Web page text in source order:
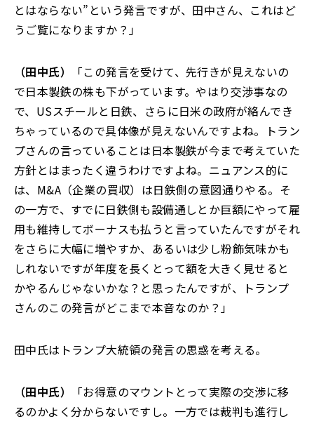
とはならない”という発言ですが、田中さん、これはど
うご覧になりますか？」
（田中氏）
「この発言を受けて、先行きが見えないの
で日本製鉄の株も下がっています。やはり交渉事なの
で、USスチールと日鉄、さらに日米の政府が絡んでき
ちゃっているので具体像が見えないんですよね。トラン
プさんの言っていることは日本製鉄が今まで考えていた
方針とはまったく違うわけですよね。ニュアンス的に
は、M&A（企業の買収）は日鉄側の意図通りやる。そ
の一方で、すでに日鉄側も設備通しとか巨額にやって雇
用も維持してボーナスも払うと言っていたんですがそれ
をさらに大幅に増やすか、あるいは少し粉飾気味かも
しれないですが年度を長くとって額を大きく見せると
かやるんじゃないかな？と思ったんですが、トランプ
さんのこの発言がどこまで本音なのか？」
田中氏はトランプ大統領の発言の思惑を考える。
（田中氏）
「お得意のマウントとって実際の交渉に移
るのかよく分からないですし。一方では裁判も進行し